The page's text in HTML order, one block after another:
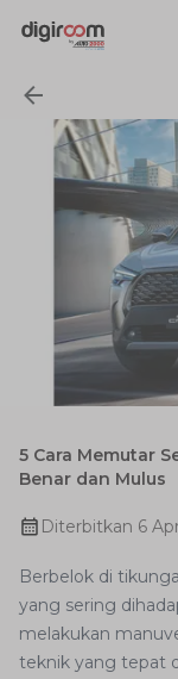
5 Cara Memutar
Benar dan Mulus
Diterbitkan 6
Berbelok di
yang sering
melakukan
teknik yang tepat